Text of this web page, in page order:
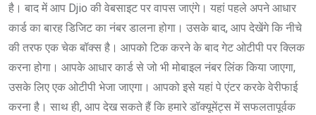
है। बाद में आप Djio की वेबसाइट पर वापस जाएंगे। यहां पहले अपने आधार
कार्ड का बारह डिजिट का नंबर डालना होगा। उसके बाद, आप देखेंगे कि नीचे
की तरफ एक चेक बॉक्स है। आपको टिक करने के बाद गेट ओटीपी पर क्लिक
करना होगा। आपके आधार कार्ड से जो भी मोबाइल नंबर लिंक किया जाएगा,
उसके लिए एक ओटीपी भेजा जाएगा। आपको इसे यहां पे एंटर करके वेरीफाई
करना है। साथ ही, आप देख सकते हैं कि हमारे डॉक्यूमेंट्स में सफलतापूर्वक